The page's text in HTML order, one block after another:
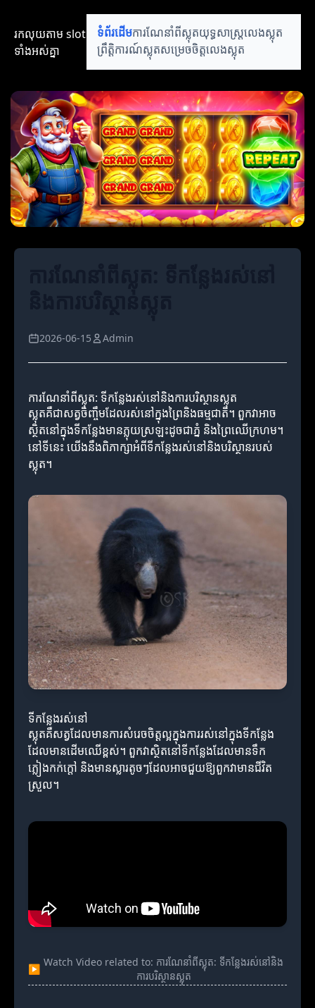
រកលុយតាម​ slot​​
ទាំងអស់គ្នា
ទំព័រដើមការណែនាំពីស្លុតយុទ្ធសាស្ត្រលេងស្លុត
ព្រឹត្តិការណ៍ស្លុតសម្រេចចិត្តលេងស្លុត
2026-06-15 Admin
ការណែនាំពីស្លុត: ទីកន្លែងរស់នៅនិងការបរិស្ថានស្លុត
ស្លុតគឺជាសត្វចិញ្ចឹមដែលរស់នៅក្នុងព្រៃនិងធម្មជាតិ។ ពួកវាអាច
ស្ថិតនៅក្នុងទីកន្លែងមានភ្លុយស្រឡះដូចជាភ្នំ និងព្រៃឈើក្រហម។
នៅទីនេះ យើងនឹងពិភាក្សាអំពីទីកន្លែងរស់នៅនិងបរិស្ថានរបស់
ស្លុត។
ទីកន្លែងរស់នៅ
ស្លុតគឺសត្វដែលមានការសំរេចចិត្តល្អក្នុងការរស់នៅក្នុងទីកន្លែង
ដែលមានដើមឈើខ្ពស់។ ពួកវាស្ថិតនៅទីកន្លែងដែលមានទឹក
ភ្លៀងកក់ក្តៅ និងមានស្លារតូចៗដែលអាចជួយឱ្យពួកវាមានជីវិត
ស្រួល។
▶
Watch Video related to: ការណែនាំពីស្លុត: ទីកន្លែងរស់នៅនិង
ការបរិស្ថានស្លុត